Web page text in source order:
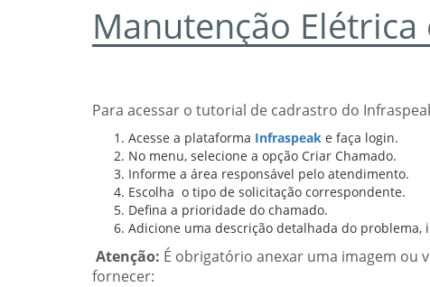
Manutenção Elétrica
Para acessar o tutorial de cadrastro do
Acesse a plataforma Infraspeak e faça
No menu, selecione a opção Criar Chamado.
Informe a área responsável pelo atendimento.
Escolha o tipo de solicitação correspondente.
Defina a prioridade do chamado.
Adicione uma descrição detalhada do
Atenção: É obrigatório anexar uma imagem ou
fornecer: